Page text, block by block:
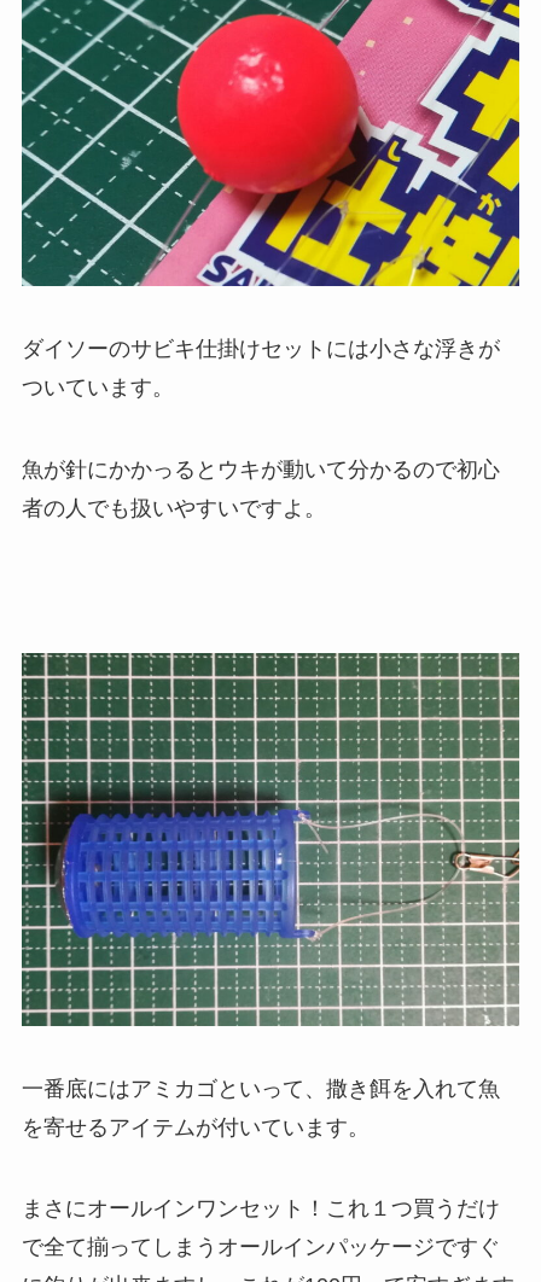
ダイソーのサビキ仕掛けセットには小さな浮きが
ついています。
魚が針にかかっるとウキが動いて分かるので初心
者の人でも扱いやすいですよ。
一番底にはアミカゴといって、撒き餌を入れて魚
を寄せるアイテムが付いています。
まさにオールインワンセット！これ１つ買うだけ
で全て揃ってしまうオールインパッケージですぐ